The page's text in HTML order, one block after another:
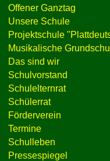
Offener Ganztag
Unsere Schule
Projektschule
Musikalische
Das sind wir
Schulvorstand
Schulelternrat
Schülerrat
Förderverein
Termine
Schulleben
Pressespiegel